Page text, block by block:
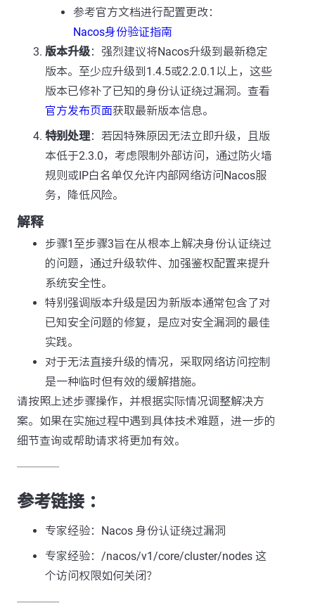
参考官方文档进行配置更改：
Nacos身份验证指南
版本升级：强烈建议将Nacos升级到最新稳定
版本。至少应升级到1.4.5或2.2.0.1以上，这些
版本已修补了已知的身份认证绕过漏洞。查看
官方发布页面获取最新版本信息。
特别处理：若因特殊原因无法立即升级，且版
本低于2.3.0，考虑限制外部访问，通过防火墙
规则或IP白名单仅允许内部网络访问Nacos服
务，降低风险。
解释
步骤1至步骤3旨在从根本上解决身份认证绕过
的问题，通过升级软件、加强鉴权配置来提升
系统安全性。
特别强调版本升级是因为新版本通常包含了对
已知安全问题的修复，是应对安全漏洞的最佳
实践。
对于无法直接升级的情况，采取网络访问控制
是一种临时但有效的缓解措施。
请按照上述步骤操作，并根据实际情况调整解决方
案。如果在实施过程中遇到具体技术难题，进一步的
细节查询或帮助请求将更加有效。
---------------
参考链接 ：
专家经验：Nacos 身份认证绕过漏洞
专家经验：/nacos/v1/core/cluster/nodes 这
个访问权限如何关闭？
---------------